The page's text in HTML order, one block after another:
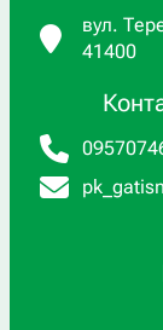
вул.
41400